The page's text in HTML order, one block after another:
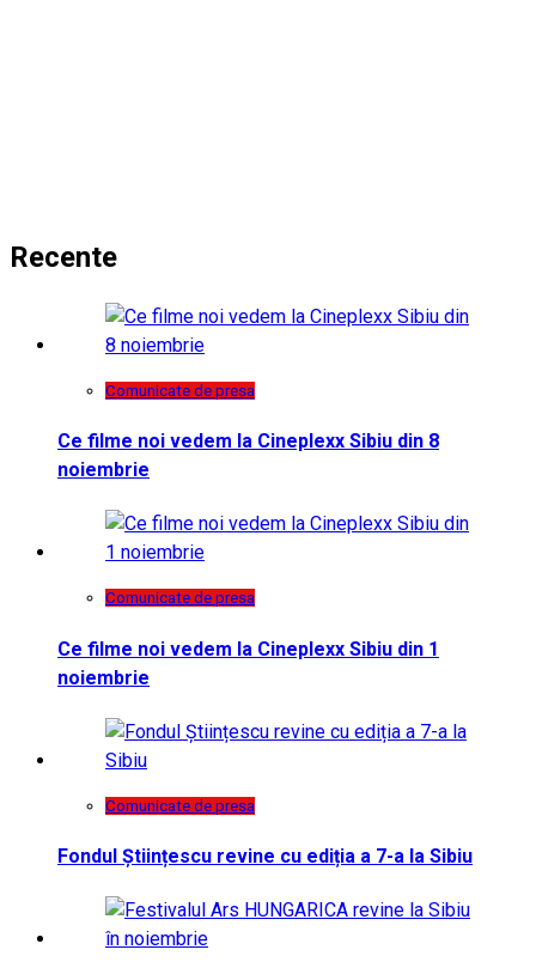
Recente
Comunicate de presa
Ce filme noi vedem la Cineplexx Sibiu din 8
noiembrie
Comunicate de presa
Ce filme noi vedem la Cineplexx Sibiu din 1
noiembrie
Comunicate de presa
Fondul Științescu revine cu ediția a 7-a la Sibiu